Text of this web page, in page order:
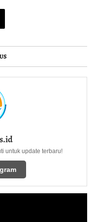
untuk update terbaru!